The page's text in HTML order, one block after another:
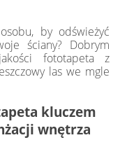
by odświeżyć
ściany? Dobrym
fototapeta z
las we mgle
kluczem
wnętrza